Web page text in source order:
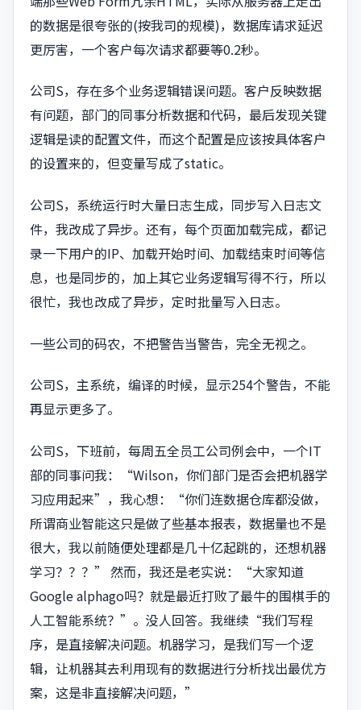
的数据是很夸张的(按我司的规模)，数据库请求延迟
更厉害，一个客户每次请求都要等0.2秒。
公司S，存在多个业务逻辑错误问题。客户反映数据
有问题，部门的同事分析数据和代码，最后发现关键
逻辑是读的配置文件，而这个配置是应该按具体客户
的设置来的，但变量写成了static。
公司S，系统运行时大量日志生成，同步写入日志文
件，我改成了异步。还有，每个页面加载完成，都记
录一下用户的IP、加载开始时间、加载结束时间等信
息，也是同步的，加上其它业务逻辑写得不行，所以
很忙，我也改成了异步，定时批量写入日志。
一些公司的码农，不把警告当警告，完全无视之。
公司S，主系统，编译的时候，显示254个警告，不能
再显示更多了。
公司S，下班前，每周五全员工公司例会中，一个IT
部的同事问我：“Wilson，你们部门是否会把机器学
习应用起来”，我心想：“你们连数据仓库都没做，
所谓商业智能这只是做了些基本报表，数据量也不是
很大，我以前随便处理都是几十亿起跳的，还想机器
学习？？？” 然而，我还是老实说：“大家知道
Google alphago吗？就是最近打败了最牛的围棋手的
人工智能系统？”。没人回答。我继续“我们写程
序，是直接解决问题。机器学习，是我们写一个逻
辑，让机器其去利用现有的数据进行分析找出最优方
案，这是非直接解决问题，”